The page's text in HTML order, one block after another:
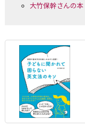
大竹保幹さんの本